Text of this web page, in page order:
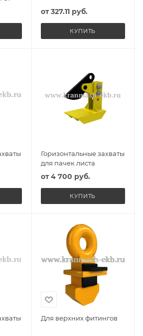
от327.11 руб.
КУПИТЬ
Горизонтальные захваты
для пачек листа
от4 700 руб.
КУПИТЬ
Для верхних фитингов